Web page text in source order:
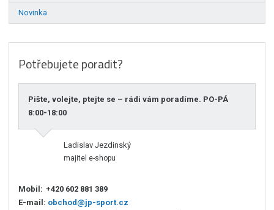
Novinka
Potřebujete poradit?
Pište, volejte, ptejte se – rádi vám poradíme. PO-PÁ
8:00-18:00
Ladislav Jezdinský
majitel e-shopu
Mobil: +420 602 881 389
E-mail: obchod@jp-sport.cz